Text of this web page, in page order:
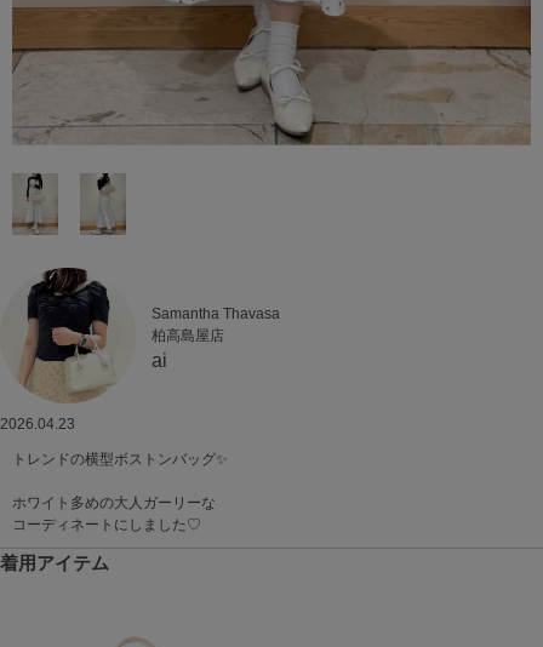
Samantha Thavasa
柏高島屋店
ai
2026.04.23
トレンドの横型ボストンバッグ✨️
ホワイト多めの大人ガーリーな
コーディネートにしました♡
着用アイテム